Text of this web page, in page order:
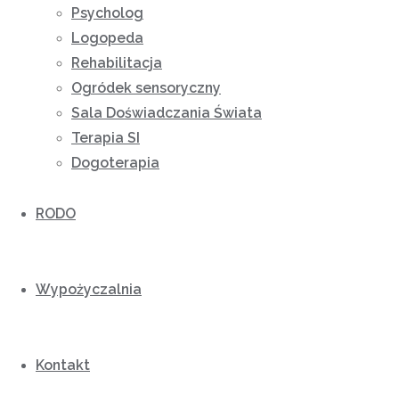
Psycholog
Logopeda
Rehabilitacja
Ogródek sensoryczny
Sala Doświadczania Świata
Terapia SI
Dogoterapia
RODO
Wypożyczalnia
Kontakt